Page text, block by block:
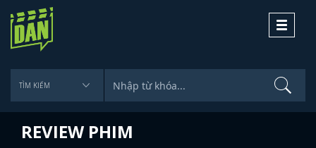
Toggle
REVIEW PHIM